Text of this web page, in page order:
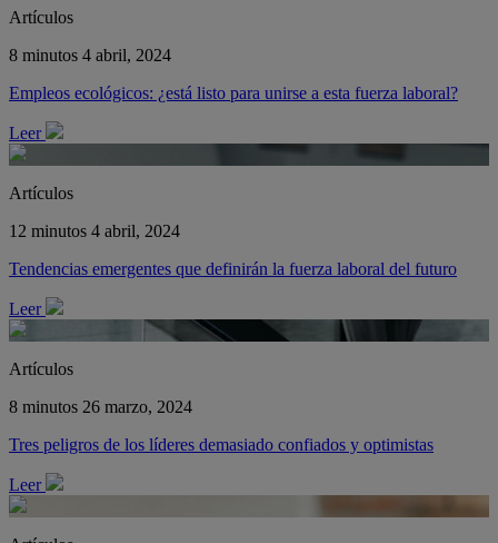
Artículos
8 minutos 4 abril, 2024
Empleos ecológicos: ¿está listo para unirse a esta fuerza laboral?
Leer
Artículos
12 minutos 4 abril, 2024
Tendencias emergentes que definirán la fuerza laboral del futuro
Leer
Artículos
8 minutos 26 marzo, 2024
Tres peligros de los líderes demasiado confiados y optimistas
Leer